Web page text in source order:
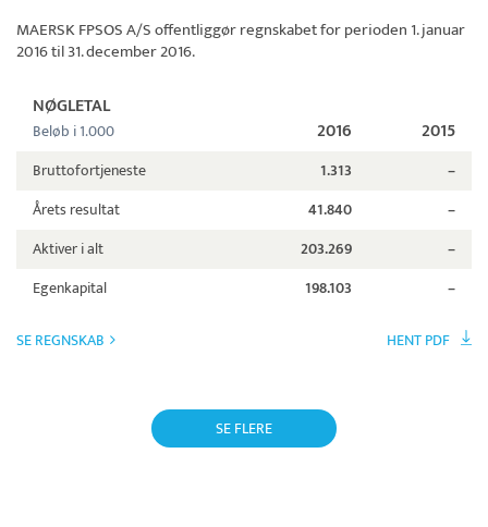
MAERSK FPSOS A/Soffentliggør regnskabet for perioden 1. januar
2016 til 31. december 2016.
NØGLETAL
Beløb i 1.000 2016 2015
Bruttofortjeneste 1.313
–
Årets resultat
41.840
–
Aktiver i alt
203.269
–
Egenkapital
198.103 –
SE REGNSKAB HENT PDF
SE FLERE